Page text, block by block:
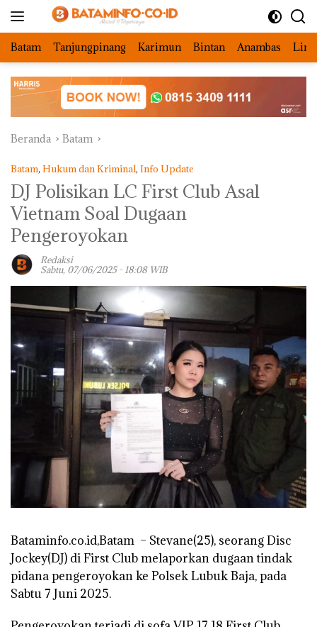
Batam Tanjungpinang Karimun Bintan Anambas
Beranda Batam
Batam, Hukum dan Kriminal, Info Update
DJ Polisikan LC First Club Asal
Vietnam Soal Dugaan
Pengeroyokan
Redaksi
Sabtu, 07/06/2025 - 18:08 WIB
Bataminfo.co.id,Batam – Stevane(25), seorang Disc
Jockey(DJ) di First Club melaporkan dugaan tindak
pidana pengeroyokan ke Polsek Lubuk Baja, pada
Sabtu 7 Juni 2025.